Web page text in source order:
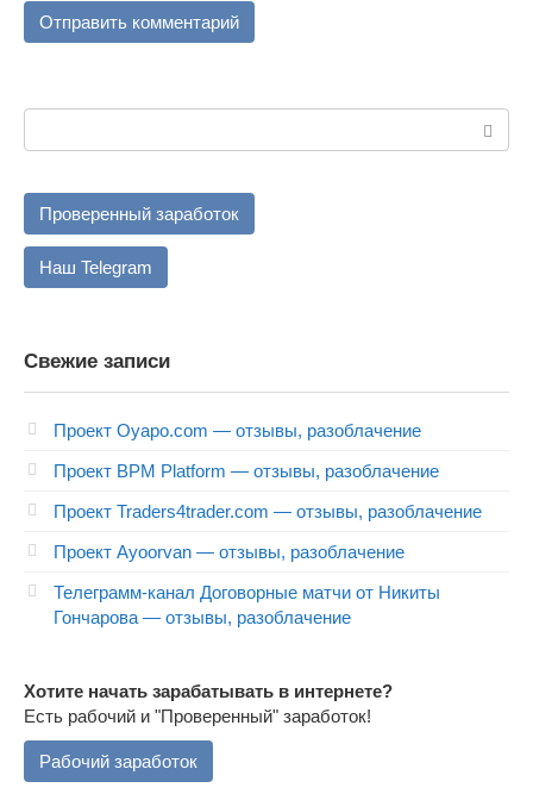
Проверенный заработок
Наш Telegram
Свежие записи
Проект Oyapo.com — отзывы, разоблачение
Проект BPM Platform — отзывы, разоблачение
Проект Traders4trader.com — отзывы, разоблачение
Проект Ayoorvan — отзывы, разоблачение
Телеграмм-канал Договорные матчи от Никиты
Гончарова — отзывы, разоблачение
Хотите начать зарабатывать в интернете?
Есть рабочий и "Проверенный" заработок!
Рабочий заработок